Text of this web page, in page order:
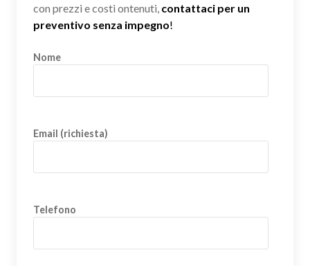
con prezzi e costi ontenuti, contattaci per un
preventivo senza impegno!
Nome
Email (richiesta)
Telefono